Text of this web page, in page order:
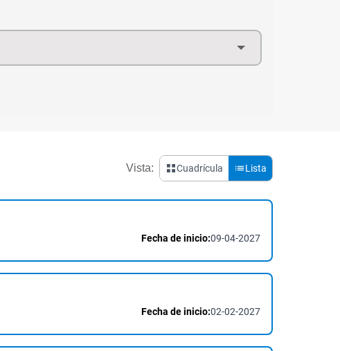
Vista: Cuadrícula Lista
Fecha de inicio:09-04-2027
Fecha de inicio:02-02-2027